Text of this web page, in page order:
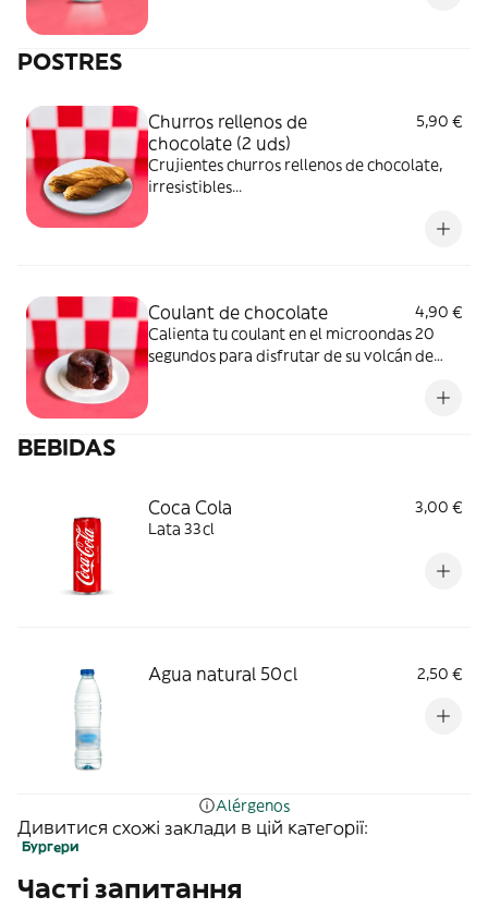
POSTRES
Churros rellenos de
chocolate (2 uds)
5,90 €
Crujientes churros rellenos de chocolate,
irresistibles...
Coulant de chocolate
4,90 €
Calienta tu coulant en el microondas 20
segundos para disfrutar de su volcán de
BEBIDAS
Coca Cola
3,00 €
Lata 33cl
Agua natural 50cl 2,50 €
Alérgenos
Дивитися схожі заклади в цій категорії:
Бургери
Часті запитання